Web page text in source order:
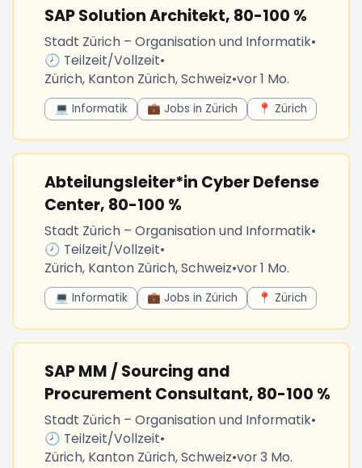
SAP Solution Architekt, 80-100 %
Stadt Zürich – Organisation und Informatik•
🕗 Teilzeit/Vollzeit•
Zürich, Kanton Zürich, Schweiz•vor 1 Mo.
💻 Informatik 💼 Jobs in Zürich 📍 Zürich
Abteilungsleiter*in Cyber Defense
Center, 80-100 %
Stadt Zürich – Organisation und Informatik•
🕗 Teilzeit/Vollzeit•
Zürich, Kanton Zürich, Schweiz•vor 1 Mo.
💻 Informatik 💼 Jobs in Zürich 📍 Zürich
SAP MM / Sourcing and
Procurement Consultant, 80-100 %
Stadt Zürich – Organisation und Informatik•
🕗 Teilzeit/Vollzeit•
Zürich, Kanton Zürich, Schweiz•vor 3 Mo.